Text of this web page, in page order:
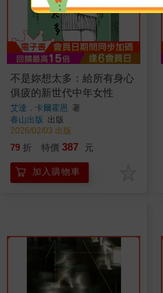
不是妳想太多：給所有身心
俱疲的新世代中年女性
艾達．卡爾霍恩 著
春山出版
出版
2026/02/03 出版
79 折 特價 387 元
加入購物車